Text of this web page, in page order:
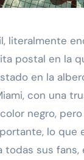
literalmente
postal en la
en la
con una
color negro,
lo que
todas sus fans,